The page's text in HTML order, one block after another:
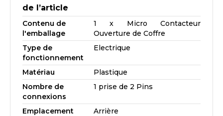
de l’article
Contenu de
l'emballage
1 x Micro Contacteur
Ouverture de Coffre
Type de
fonctionnement
Electrique
Matériau
Plastique
Nombre de
connexions
1 prise de 2 Pins
Emplacement
Arrière